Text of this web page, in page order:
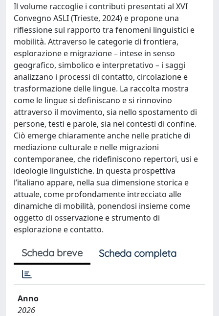
Il volume raccoglie i contributi presentati al XVI
Convegno ASLI (Trieste, 2024) e propone una
riflessione sul rapporto tra fenomeni linguistici e
mobilità. Attraverso le categorie di frontiera,
esplorazione e migrazione – intese in senso
geografico, simbolico e interpretativo – i saggi
analizzano i processi di contatto, circolazione e
trasformazione delle lingue. La raccolta mostra
come le lingue si definiscano e si rinnovino
attraverso il movimento, sia nello spostamento di
persone, testi e parole, sia nei contesti di confine.
Ciò emerge chiaramente anche nelle pratiche di
mediazione culturale e nelle migrazioni
contemporanee, che ridefiniscono repertori, usi e
ideologie linguistiche. In questa prospettiva
l’italiano appare, nella sua dimensione storica e
attuale, come profondamente intrecciato alle
dinamiche di mobilità, ponendosi insieme come
oggetto di osservazione e strumento di
esplorazione e contatto.
Scheda breve Scheda completa
Anno
2026